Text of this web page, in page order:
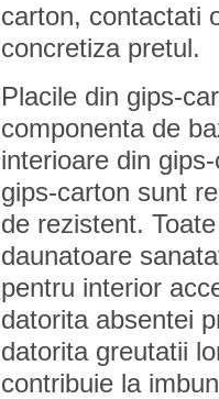
carton, contactati
concretiza pretul.
Placile din gips-
componenta de
interioare din
gips-carton sunt
de rezistent.
daunatoare
pentru interior
datorita absentei
datorita greutatii
contribuie la